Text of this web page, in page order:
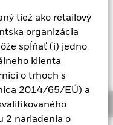
tiež ako retailový
organizácia
spĺňať (i) jedno
klienta
o trhoch s
2014/65/EÚ) a
2 nariadenia o
alebo viac
z
Viac informácií